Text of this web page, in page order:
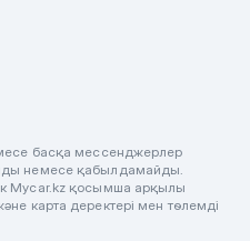
басқа мессенджерлер
немесе қабылдамайды.
Mycar.kz қосымша арқылы
карта деректері мен төлемді